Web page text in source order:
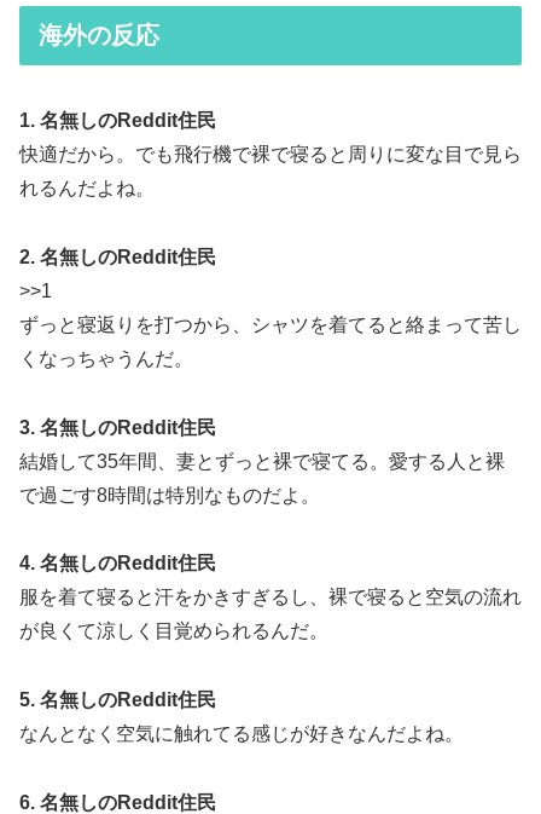
海外の反応
1. 名無しのReddit住民
快適だから。でも飛行機で裸で寝ると周りに変な目で見ら
れるんだよね。
2. 名無しのReddit住民
>>1
ずっと寝返りを打つから、シャツを着てると絡まって苦し
くなっちゃうんだ。
3. 名無しのReddit住民
結婚して35年間、妻とずっと裸で寝てる。愛する人と裸
で過ごす8時間は特別なものだよ。
4. 名無しのReddit住民
服を着て寝ると汗をかきすぎるし、裸で寝ると空気の流れ
が良くて涼しく目覚められるんだ。
5. 名無しのReddit住民
なんとなく空気に触れてる感じが好きなんだよね。
6. 名無しのReddit住民